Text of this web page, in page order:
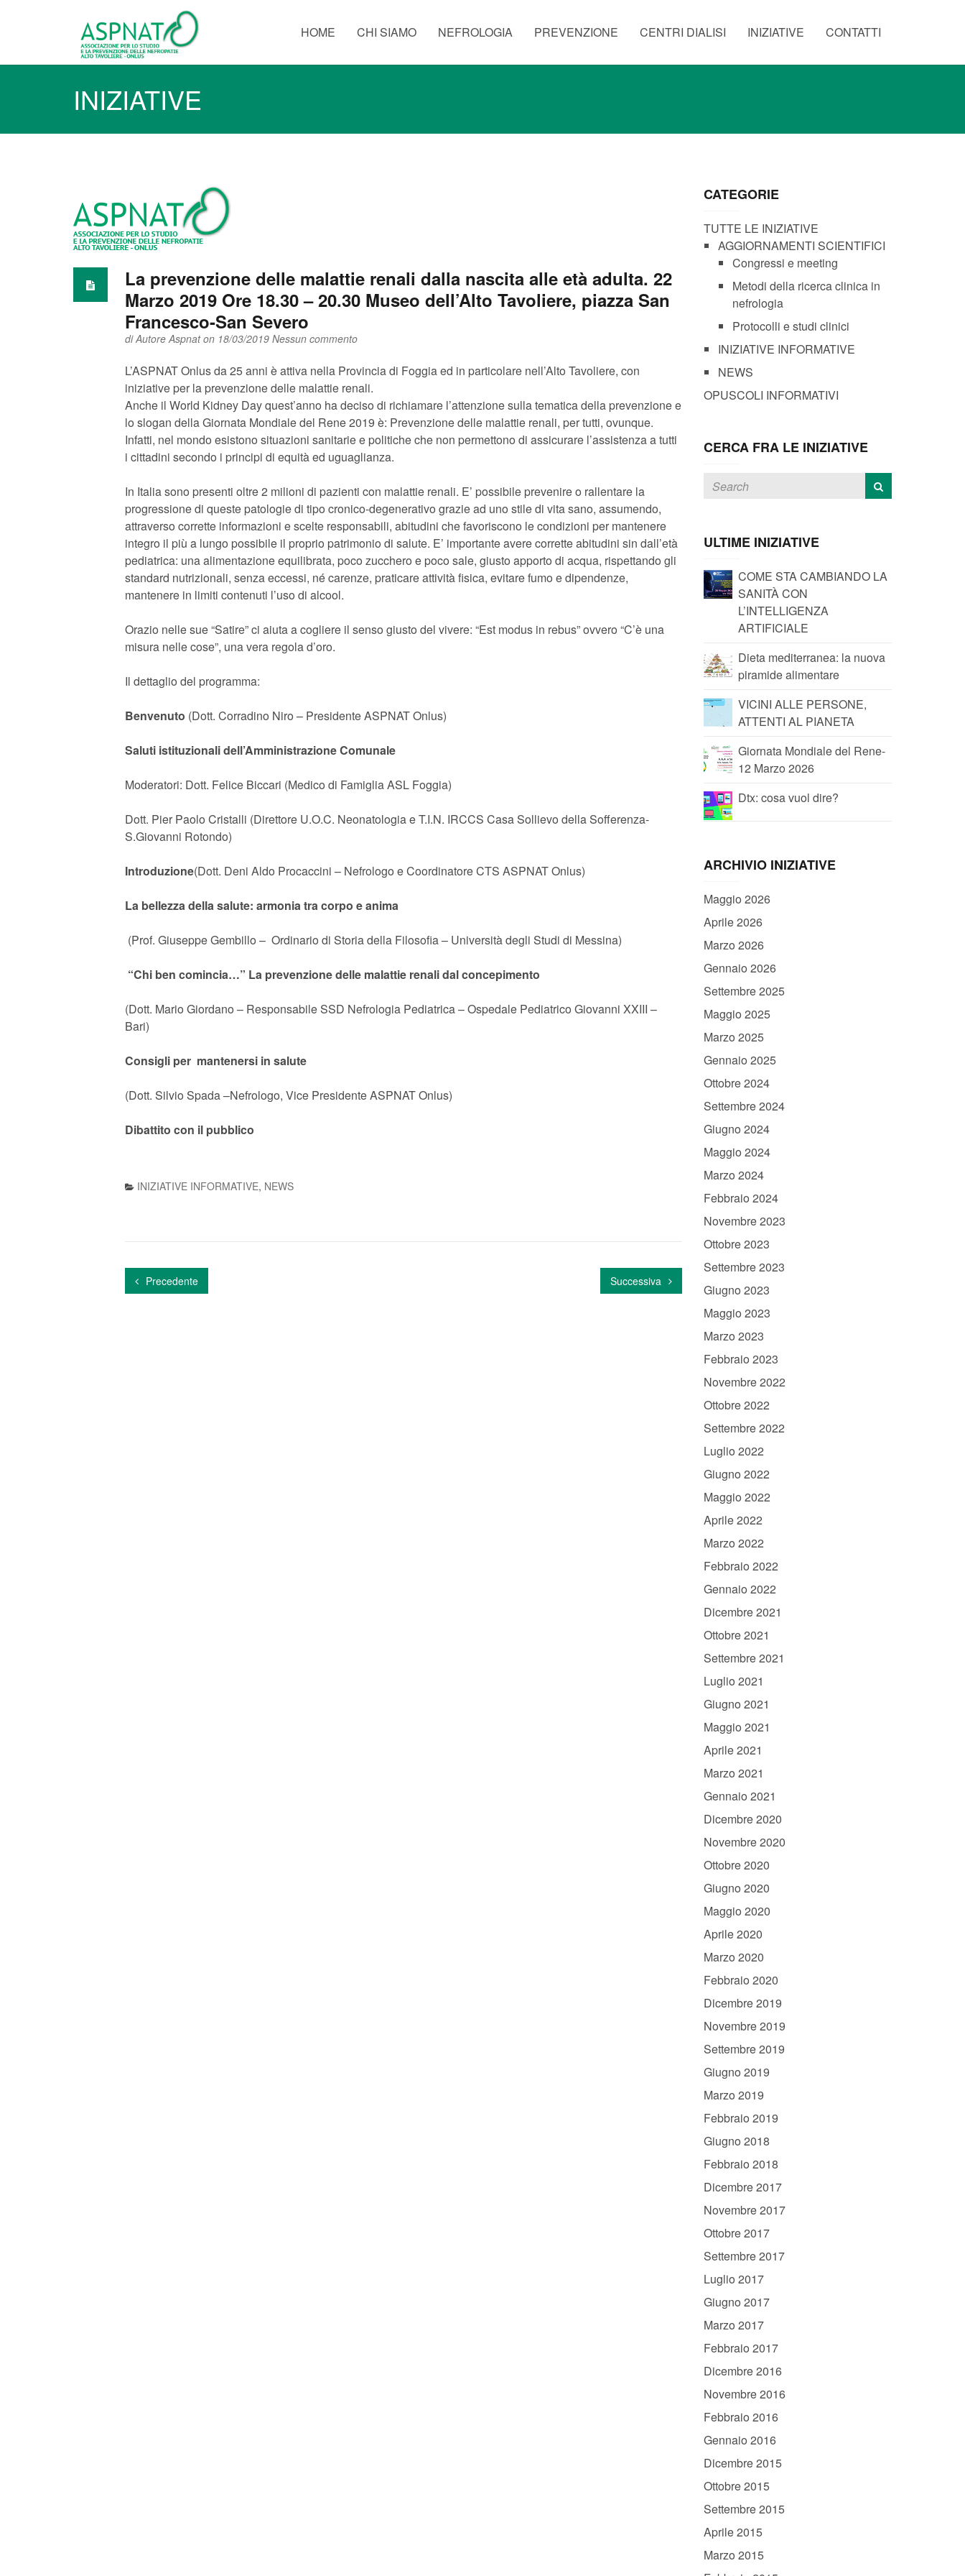
HOME CHI SIAMO NEFROLOGIA PREVENZIONE CENTRI DIALISI INIZIATIVE CONTATTI
INIZIATIVE
La prevenzione delle malattie renali dalla nascita alle età adulta. 22
Marzo 2019 Ore 18.30 – 20.30 Museo dell’Alto Tavoliere, piazza San
Francesco-San Severo
diAutore Aspnaton 18/03/2019 Nessun commento
L’ASPNAT Onlus da 25 anni è attiva nella Provincia di Foggia ed in particolare nell’Alto Tavoliere, con
iniziative per la prevenzione delle malattie renali.
Anche il World Kidney Day quest’anno ha deciso di richiamare l’attenzione sulla tematica della prevenzione e
lo slogan della Giornata Mondiale del Rene 2019 è: Prevenzione delle malattie renali, per tutti, ovunque.
Infatti, nel mondo esistono situazioni sanitarie e politiche che non permettono di assicurare l’assistenza a tutti
i cittadini secondo i principi di equità ed uguaglianza.
In Italia sono presenti oltre 2 milioni di pazienti con malattie renali. E’ possibile prevenire o rallentare la
progressione di queste patologie di tipo cronico-degenerativo grazie ad uno stile di vita sano, assumendo,
attraverso corrette informazioni e scelte responsabili, abitudini che favoriscono le condizioni per mantenere
integro il più a lungo possibile il proprio patrimonio di salute. E’ importante avere corrette abitudini sin dall’età
pediatrica: una alimentazione equilibrata, poco zucchero e poco sale, giusto apporto di acqua, rispettando gli
standard nutrizionali, senza eccessi, né carenze, praticare attività fisica, evitare fumo e dipendenze,
mantenere in limiti contenuti l’uso di alcool.
Orazio nelle sue “Satire” ci aiuta a cogliere il senso giusto del vivere: “Est modus in rebus” ovvero “C’è una
misura nelle cose”, una vera regola d’oro.
Il dettaglio del programma:
Benvenuto (Dott. Corradino Niro – Presidente ASPNAT Onlus)
Saluti istituzionalidell’Amministrazione Comunale
Moderatori: Dott. Felice Biccari (Medico di Famiglia ASL Foggia)
Dott. Pier Paolo Cristalli (Direttore U.O.C. Neonatologia e T.I.N. IRCCS Casa Sollievo della Sofferenza-
S.Giovanni Rotondo)
Introduzione(Dott. Deni Aldo Procaccini – Nefrologo e Coordinatore CTS ASPNAT Onlus)
La bellezza della salute: armonia tra corpo e anima
(Prof. Giuseppe Gembillo – Ordinario di Storia della Filosofia – Università degli Studi di Messina)
“Chi ben comincia…” La prevenzione delle malattie renali dal concepimento
(Dott. Mario Giordano – Responsabile SSD Nefrologia Pediatrica – Ospedale Pediatrico Giovanni XXIII –
Bari)
Consigli per mantenersi in salute
(Dott. Silvio Spada –Nefrologo, Vice Presidente ASPNAT Onlus)
Dibattito con il pubblico
INIZIATIVE INFORMATIVE, NEWS
Precedente Successiva
CATEGORIE
TUTTE LE INIZIATIVE
AGGIORNAMENTI SCIENTIFICI
Congressi e meeting
Metodi della ricerca clinica in
nefrologia
Protocolli e studi clinici
INIZIATIVE INFORMATIVE
NEWS
OPUSCOLI INFORMATIVI
CERCA FRA LE INIZIATIVE
ULTIME INIZIATIVE
COME STA CAMBIANDO LA
SANITÀ CON
L’INTELLIGENZA
ARTIFICIALE
Dieta mediterranea: la nuova
piramide alimentare
VICINI ALLE PERSONE,
ATTENTI AL PIANETA
Giornata Mondiale del Rene-
12 Marzo 2026
Dtx: cosa vuol dire?
ARCHIVIO INIZIATIVE
Maggio 2026
Aprile 2026
Marzo 2026
Gennaio 2026
Settembre 2025
Maggio 2025
Marzo 2025
Gennaio 2025
Ottobre 2024
Settembre 2024
Giugno 2024
Maggio 2024
Marzo 2024
Febbraio 2024
Novembre 2023
Ottobre 2023
Settembre 2023
Giugno 2023
Maggio 2023
Marzo 2023
Febbraio 2023
Novembre 2022
Ottobre 2022
Settembre 2022
Luglio 2022
Giugno 2022
Maggio 2022
Aprile 2022
Marzo 2022
Febbraio 2022
Gennaio 2022
Dicembre 2021
Ottobre 2021
Settembre 2021
Luglio 2021
Giugno 2021
Maggio 2021
Aprile 2021
Marzo 2021
Gennaio 2021
Dicembre 2020
Novembre 2020
Ottobre 2020
Giugno 2020
Maggio 2020
Aprile 2020
Marzo 2020
Febbraio 2020
Dicembre 2019
Novembre 2019
Settembre 2019
Giugno 2019
Marzo 2019
Febbraio 2019
Giugno 2018
Febbraio 2018
Dicembre 2017
Novembre 2017
Ottobre 2017
Settembre 2017
Luglio 2017
Giugno 2017
Marzo 2017
Febbraio 2017
Dicembre 2016
Novembre 2016
Febbraio 2016
Gennaio 2016
Dicembre 2015
Ottobre 2015
Settembre 2015
Aprile 2015
Marzo 2015